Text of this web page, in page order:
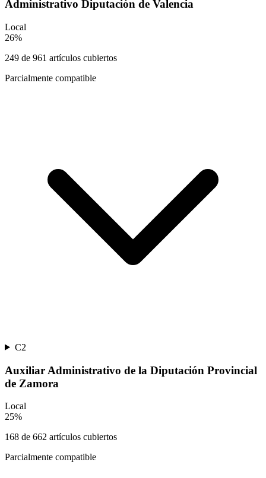
Administrativo Diputación de Valencia
Local
26%
249 de 961 artículos cubiertos
Parcialmente compatible
C2
Auxiliar Administrativo de la Diputación Provincial
de Zamora
Local
25%
168 de 662 artículos cubiertos
Parcialmente compatible